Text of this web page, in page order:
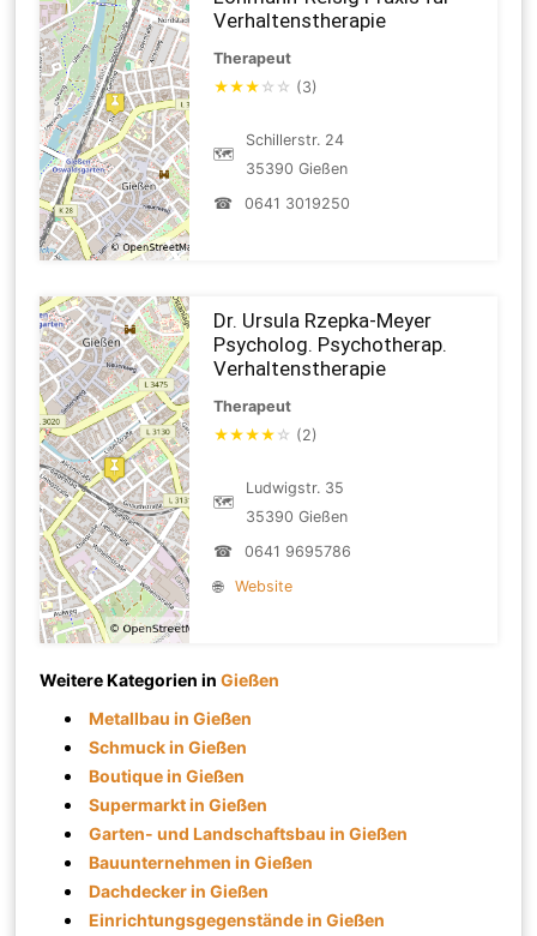
Verhaltenstherapie
Therapeut
★★★ ☆ ☆ (3)
🗺
Schillerstr. 24
35390 Gießen
☎
0641 3019250
Dr. Ursula Rzepka-Meyer
Psycholog. Psychotherap.
Verhaltenstherapie
Therapeut
★★★★ ☆ (2)
🗺
Ludwigstr. 35
35390 Gießen
☎
0641 9695786
🌐
Website
Weitere Kategorien inGießen
Metallbau in Gießen
Schmuck in Gießen
Boutique in Gießen
Supermarkt in Gießen
Garten- und Landschaftsbau in Gießen
Bauunternehmen in Gießen
Dachdecker in Gießen
Einrichtungsgegenstände in Gießen